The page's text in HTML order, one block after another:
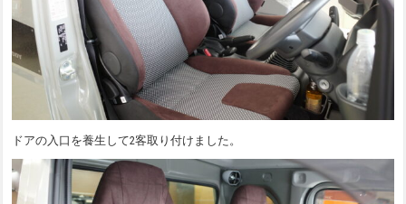
ドアの入口を養生して2客取り付けました。